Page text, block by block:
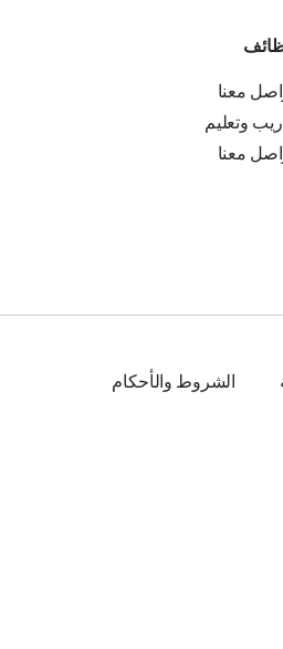
معنا
وتعليم
معنا
الشروط والأحكام